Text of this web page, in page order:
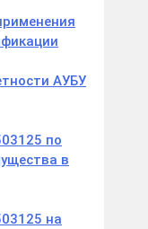
АУБУ
по
в
на